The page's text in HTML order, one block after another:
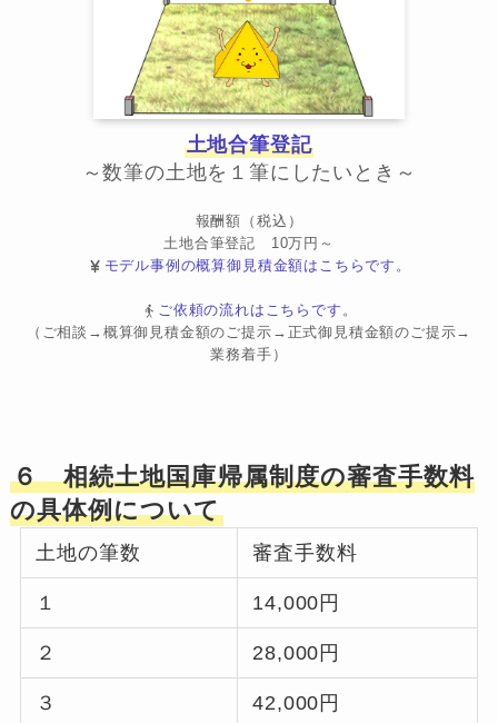
土地合筆登記
～数筆の土地を１筆にしたいとき～
報酬額（税込）
土地合筆登記 10万円～
モデル事例の概算御見積金額はこちらです。
ご依頼の流れはこちらです。
（ご相談→概算御見積金額のご提示→正式御見積金額のご提示→
業務着手）
６ 相続土地国庫帰属制度の審査手数料
の具体例について
土地の筆数 審査手数料
１ 14,000円
２ 28,000円
３ 42,000円